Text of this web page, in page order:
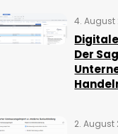
4. August
Der
2. August